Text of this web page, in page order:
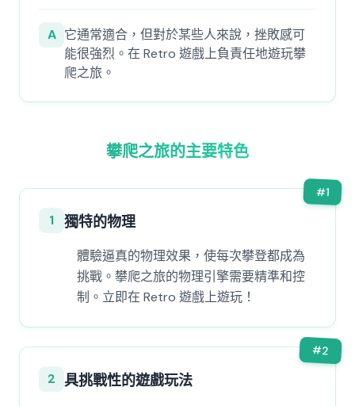
A 它通常適合，但對於某些人來說，挫敗感可
能很強烈。在 Retro 遊戲上負責任地遊玩攀
爬之旅。
攀爬之旅的主要特色
#1
1 獨特的物理
體驗逼真的物理效果，使每次攀登都成為
挑戰。攀爬之旅的物理引擎需要精準和控
制。立即在 Retro 遊戲上遊玩！
#2
2 具挑戰性的遊戲玩法